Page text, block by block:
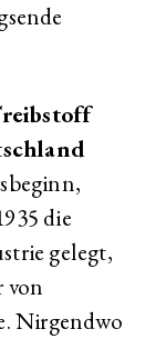
die
gelegt,
von
Nirgendwo